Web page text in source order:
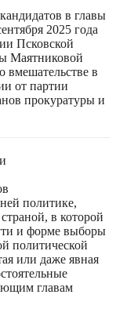
в главы
2025 года
Псковской
Маятниковой
вмешательстве в
от партии
прокуратуры и
политике,
в которой
и форме выборы
политической
или даже явная
главам